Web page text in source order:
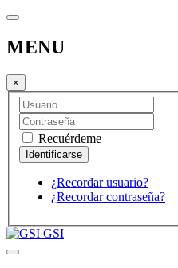
MENU
×
Recuérdeme
¿Recordar usuario?
¿Recordar contraseña?
GSI